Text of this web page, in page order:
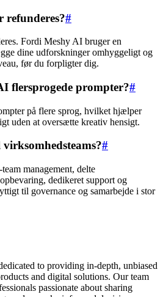
refunderes?#
Fordi Meshy AI bruger en
dine udforskninger omhyggeligt og
før du forpligter dig.
flersprogede prompter?#
på flere sprog, hvilket hjælper
uden at oversætte kreativ hensigt.
#
management, delte
dedikeret support og
til governance og samarbejde i stor
to providing in-depth, unbiased
and digital solutions. Our team
passionate about sharing